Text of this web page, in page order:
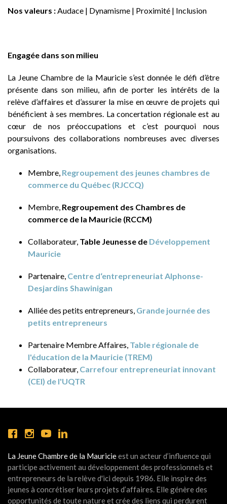
Nos valeurs : Audace | Dynamisme | Proximité | Inclusion
Engagée dans son milieu
La Jeune Chambre de la Mauricie s’est donnée le défi d’être
présente dans son milieu, afin de porter les intérêts de la
relève d’affaires et d’assurer la mise en œuvre de projets qui
bénéficient à ses membres. La concertation régionale est au
cœur de nos préoccupations et c’est pourquoi nous
poursuivons des collaborations nombreuses avec diverses
organisations.
Membre, Regroupement des jeunes chambres de
commerce du Québec (RJCCQ)
Membre, Regroupement des Chambres de
commerce de la Mauricie (RCCM)
Collaborateur, Table Jeunesse de Développement
Mauricie
Partenaire, Centre d‘entrepreneuriat Alphonse-
Desjardins Shawinigan
Alliée des petits entrepreneurs, Grande journée des
petits entrepreneurs
Partenaire Membre Affaires, Table régionale de
l'éducation de la Mauricie (TREM)
Collaborateur, Carrefour entrepreneuriat innovant
(CEI) de l'UQTR
La Jeune Chambre de la Mauricieest un acteur d’influence qui
participe activement au développement des professionnels et
entrepreneurs de la relève d'ici depuis 1986. Elle inspire des
jeunes à concrétiser leurs projets d’affaires. Elle génère des
opportunités de toute nature et crée des liens qui perdurent